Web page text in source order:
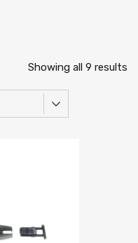
Showing all 9 results